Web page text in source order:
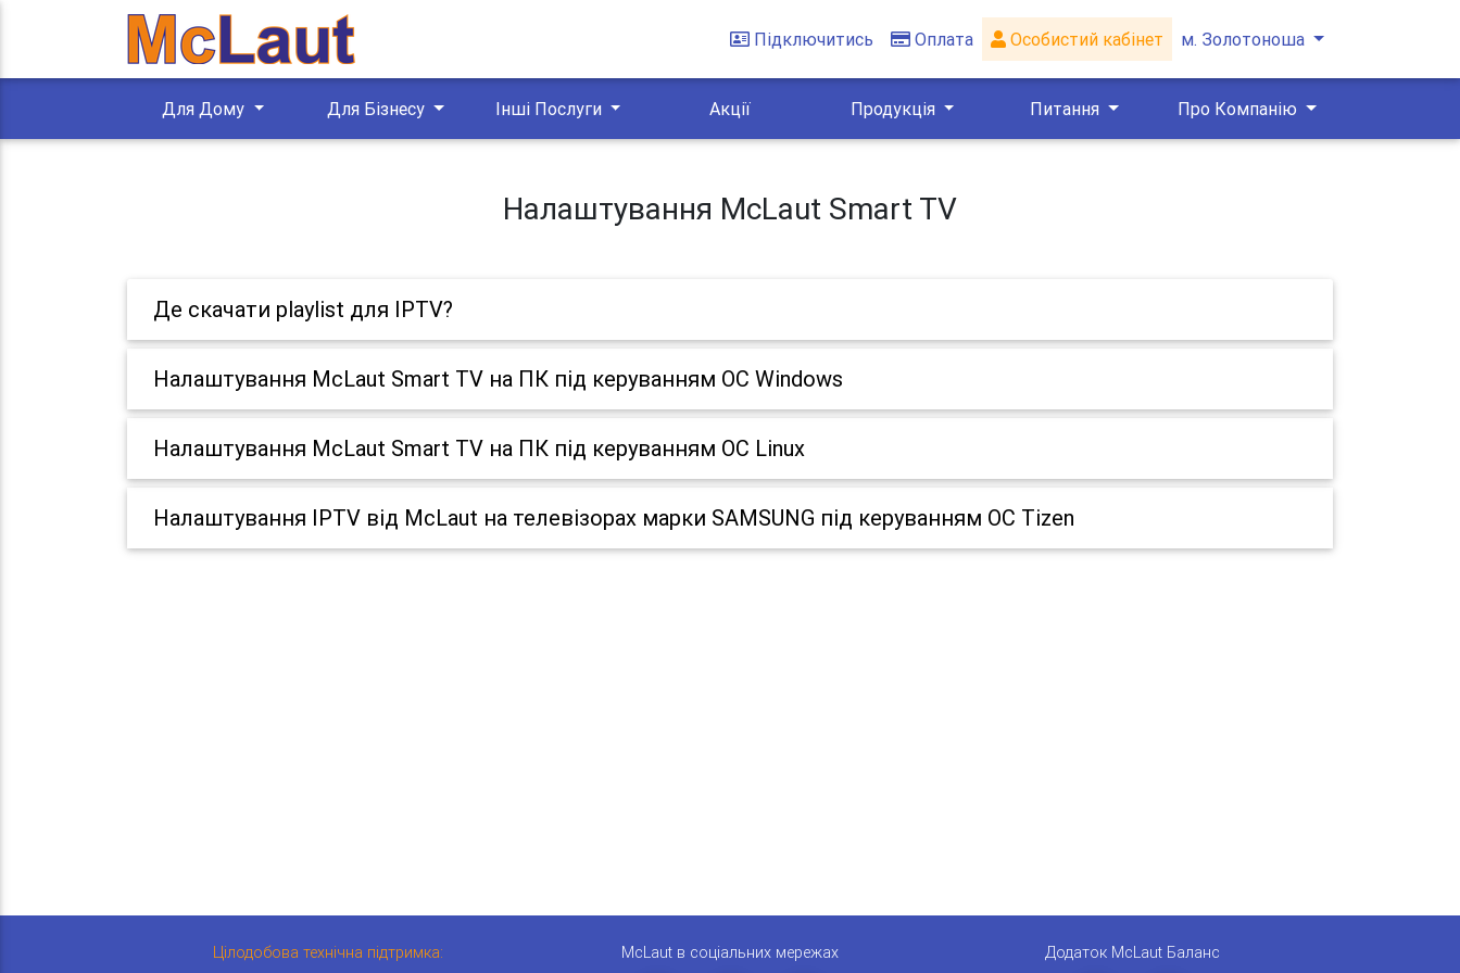
Підключитись Оплата Особистий кабінет м. Золотоноша
Для Дому Для Бізнесу Інші Послуги Акції Продукція Питання Про Компанію
Налаштування McLaut Smart TV
Де скачати playlist для IPTV?
Налаштування McLaut Smart TV на ПК під керуванням ОС Windows
Налаштування McLaut Smart TV на ПК під керуванням ОС Linux
Налаштування IPTV від McLaut на телевізорах марки SAMSUNG під керуванням ОС Tizen
Цілодобова технічна підтримка: McLaut в соціальних мережах Додаток McLaut Баланс